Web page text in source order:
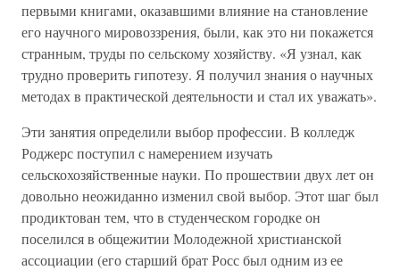
первыми книгами, оказавшими влияние на становление
его научного мировоззрения, были, как это ни покажется
странным, труды по сельскому хозяйству. «Я узнал, как
трудно проверить гипотезу. Я получил знания о научных
методах в практической деятельности и стал их уважать».
Эти занятия определили выбор профессии. В колледж
Роджерс поступил с намерением изучать
сельскохозяйственные науки. По прошествии двух лет он
довольно неожиданно изменил свой выбор. Этот шаг был
продиктован тем, что в студенческом городке он
поселился в общежитии Молодежной христианской
ассоциации (его старший брат Росс был одним из ее